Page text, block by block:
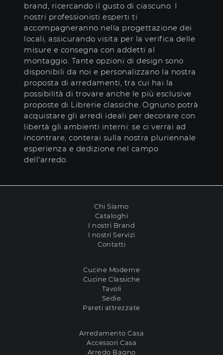
brand, ricercando il gusto di ciascuno. I
nostri professionisti esperti ti
accompagneranno nella progettazione dei
locali, assicurando visita per la verifica delle
misure e consegna con addetti al
montaggio. Tante opzioni di design sono
disponibili da noi e personalizzano la nostra
proposta di arredamenti, tra cui hai la
possibilità di trovare anche le più esclusive
proposte di Librerie classiche. Ognuno potrà
acquistare gli arredi ideali per decorare con
libertà gli ambienti interni: se ci verrai ad
incontrare, conterai sulla nostra pluriennale
esperienza e dedizione nel campo
dell'arredo.
Chi Siamo
Cataloghi
I nostri Brand
I nostri Servizi
Contatti
Cucine Moderne
Cucine Classiche
Tavoli
Sedie
Pareti attrezzate
Arredamento Casa
Accessori Casa
Arredo Bagno